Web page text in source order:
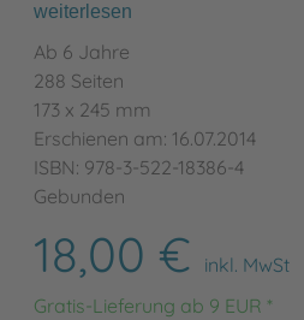
weiterlesen
Ab 6 Jahre
288 Seiten
173 x 245 mm
Erschienen am: 16.07.2014
ISBN: 978-3-522-18386-4
Gebunden
18,00 €
inkl. MwSt
Gratis-Lieferung ab 9 EUR *